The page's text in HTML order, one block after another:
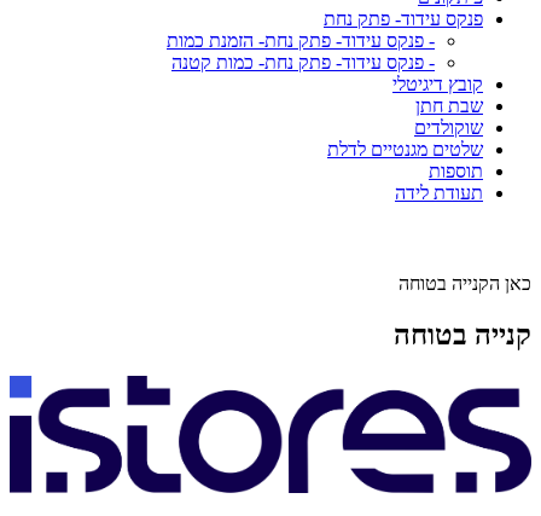
פנקס עידוד- פתק נחת
- פנקס עידוד- פתק נחת- הזמנת כמות
- פנקס עידוד- פתק נחת- כמות קטנה
קובץ דיגיטלי
שבת חתן
שוקולדים
שלטים מגנטיים לדלת
תוספות
תעודת לידה
כאן הקנייה בטוחה
קנייה בטוחה